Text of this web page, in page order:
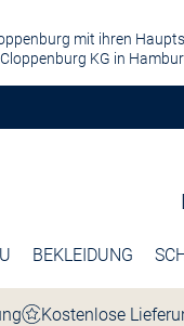
mit ihren
KG in
BEKLEIDUNG
Kostenlose